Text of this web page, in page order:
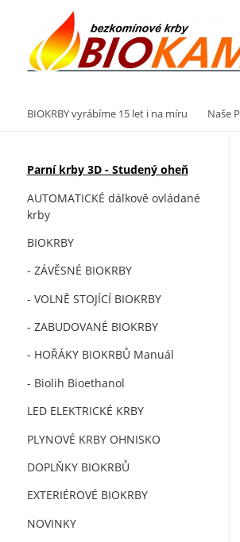
BIOKRBY vyrábíme 15 let i na míru Naše
Parní krby 3D - Studený oheň
AUTOMATICKÉ dálkově ovládané
krby
BIOKRBY
- ZÁVĚSNÉ BIOKRBY
- VOLNĚ STOJÍCÍ BIOKRBY
- ZABUDOVANÉ BIOKRBY
- HOŘÁKY BIOKRBŮ Manuál
- Biolih Bioethanol
LED ELEKTRICKÉ KRBY
PLYNOVÉ KRBY OHNISKO
DOPLŇKY BIOKRBŮ
EXTERIÉROVÉ BIOKRBY
NOVINKY